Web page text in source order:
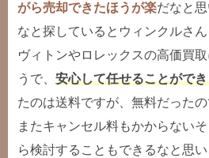
がら売却できたほうが楽だなと
なと探しているとウィンクルさ
ヴィトンやロレックスの高価買
うで、安心して任せることがで
たのは送料ですが、無料だったの
またキャンセル料もかからない
ら検討することもできるなと思